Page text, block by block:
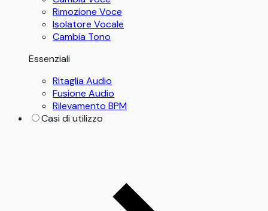
Rimozione Voce
Isolatore Vocale
Cambia Tono
Essenziali
Ritaglia Audio
Fusione Audio
Rilevamento BPM
Casi di utilizzo